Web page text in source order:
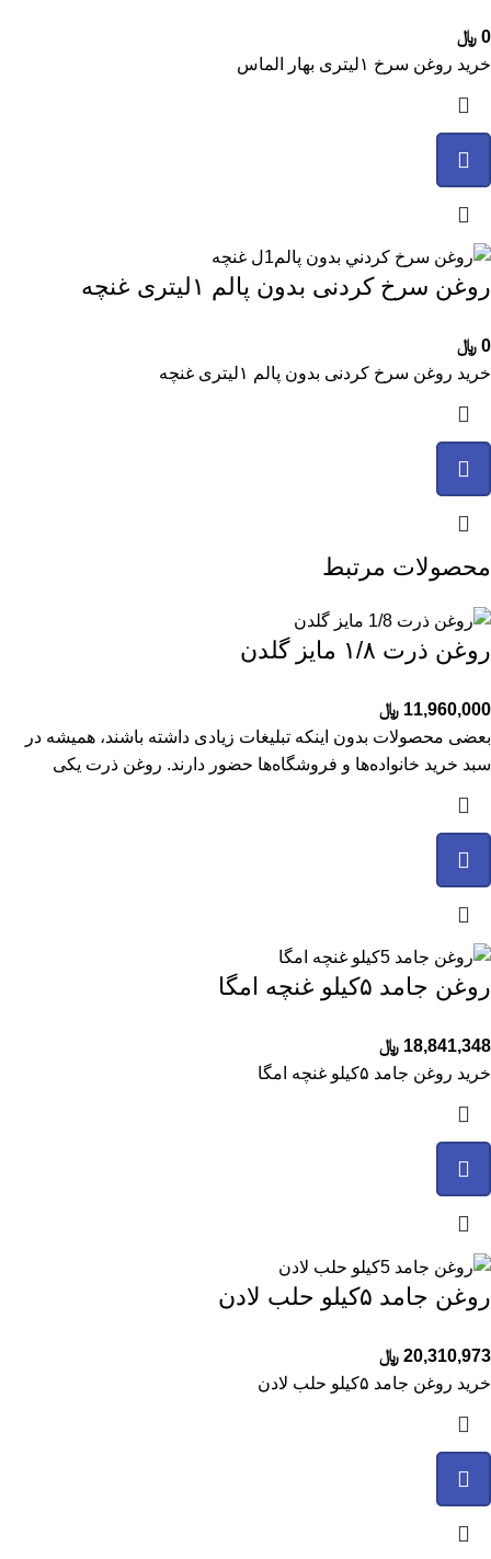
0 ﷼
خرید روغن سرخ ۱لیتری بهار الماس
روغن سرخ کردنی بدون پالم ۱لیتری غنچه
0 ﷼
خرید روغن سرخ کردنی بدون پالم ۱لیتری غنچه
محصولات مرتبط
روغن ذرت ۱/۸ مایز گلدن
11,960,000 ﷼
بعضی محصولات بدون اینکه تبلیغات زیادی داشته باشند، همیشه در
سبد خرید خانواده‌ها و فروشگاه‌ها حضور دارند. روغن ذرت یکی
روغن جامد ۵کیلو غنچه امگا
18,841,348 ﷼
خرید روغن جامد ۵کیلو غنچه امگا
روغن جامد ۵کیلو حلب لادن
20,310,973 ﷼
خرید روغن جامد ۵کیلو حلب لادن